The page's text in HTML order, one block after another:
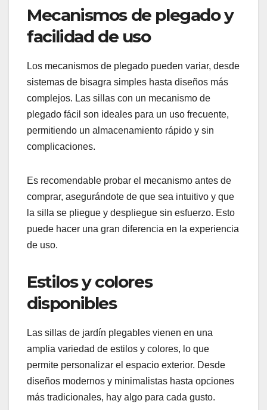
algunas sillas son más compactas, ideales para
espacios reducidos, mientras que otras ofrecen
mayor comodidad con asientos más amplios.
Mecanismos de plegado y
facilidad de uso
sistemas de bisagra simples hasta diseños más
complejos. Las sillas con un mecanismo de
plegado fácil son ideales para un uso frecuente,
permitiendo un almacenamiento rápido y sin
complicaciones.
Es recomendable probar el mecanismo antes de
comprar, asegurándote de que sea intuitivo y que
la silla se pliegue y despliegue sin esfuerzo. Esto
Estilos y colores
disponibles